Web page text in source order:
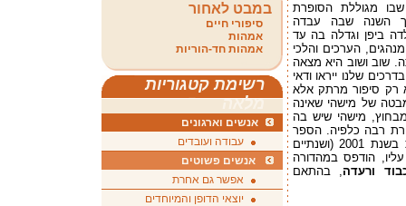
שבו מגוללת הסופרת
השנה שבה עבדה
ביפן וגדלה בה עד
הערכים והלכי
שוב ושוב היא מצאה
שלנו ייראו ודאי
רק סיפור מרתק אלא
של מישהי שאינה
מישהי שיש בה
רבה כלפיה. הספר
התפרסם בסדרת אתנחתא של הוצאת כנרת בשנת 2001 (ושנתיים
הודפס במהדורה
ורעדה, בהתאם
במבט לאחור
סיפורי חיים
אמהות
אמהות חד-הוריות
רשימת קטגוריות
מלאה
אנשים וארגונים
עבודה ועובדים
אנשים פשוטים
אפשר גם אחרת
יוצאי הדופן והמיוחדים